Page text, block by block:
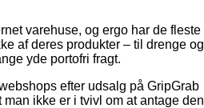
varehuse, og ergo har de fleste
af deres produkter – til drenge og
yde portofri fragt.
efter udsalg på GripGrab
ikke er i tvivl om at antage den